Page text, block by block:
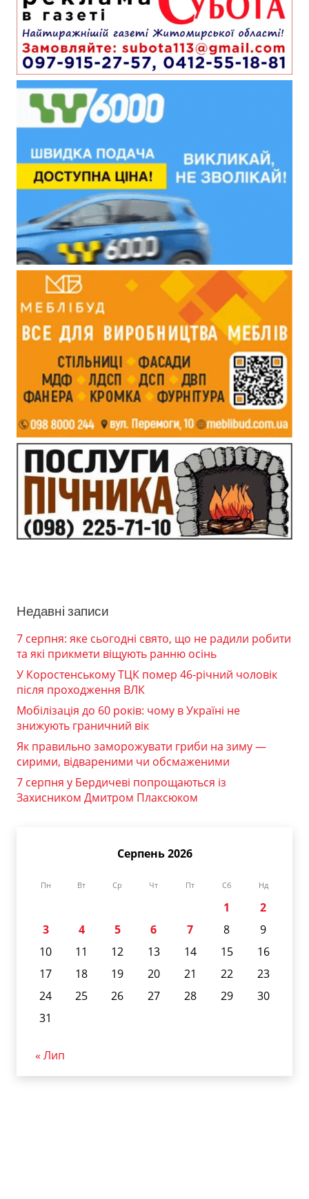
Недавні записи
7 серпня: яке сьогодні свято, що не радили робити
та які прикмети віщують ранню осінь
У Коростенському ТЦК помер 46-річний чоловік
після проходження ВЛК
Мобілізація до 60 років: чому в Україні не
знижують граничний вік
Як правильно заморожувати гриби на зиму —
сирими, відвареними чи обсмаженими
7 серпня у Бердичеві попрощаються із
Захисником Дмитром Плаксюком
Серпень 2026
Пн Вт Ср Чт Пт Сб Нд
1
2
3
4 5 6 7 8
9
10
11 12 13 14 15
16
17
18 19 20 21 22
23
24
25 26 27 28 29
30
31
« Лип